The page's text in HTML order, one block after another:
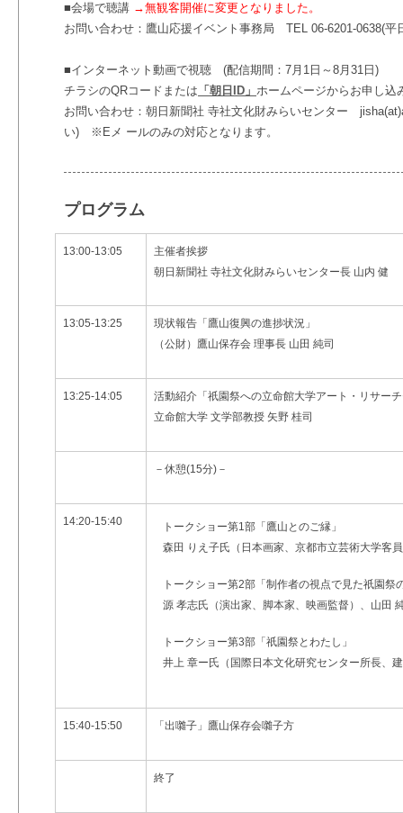
■会場で聴講 →無観客開催に変更となりました。
お問い合わせ：鷹山応援イベント事務局 TEL 06-6201-0638(平
■インターネット動画で視聴 (配信期間：7月1日～8月31日)
チラシのQRコードまたは 「朝日ID」 ホームページからお申し込
お問い合わせ：朝日新聞社 寺社文化財みらいセンター
い) ※Eメ ールのみの対応となります。
プログラム
13:00-13:05
主催者挨拶
朝日新聞社 寺社文化財みらいセンター長 山内 健
13:05-13:25
現状報告「鷹山復興の進捗状況」
（公財）鷹山保存会 理事長 山田 純司
13:25-14:05
活動紹介「祇園祭への立命館大学アート・リサー
立命館大学 文学部教授 矢野 桂司
－休憩(15分)－
14:20-15:40
トークショー第1部「鷹山とのご縁」
森田 りえ子氏（日本画家、京都市立芸術大学客
トークショー第2部 「制作者の視点で見た祇園祭
源 孝志氏（演出家、脚本家、映画監督）、 山田
トークショー第3部 「祇園祭とわたし」
井上 章ー氏（国際日本文化研究センター所長、
15:40-15:50 「出囃子」鷹山保存会囃子方
終了